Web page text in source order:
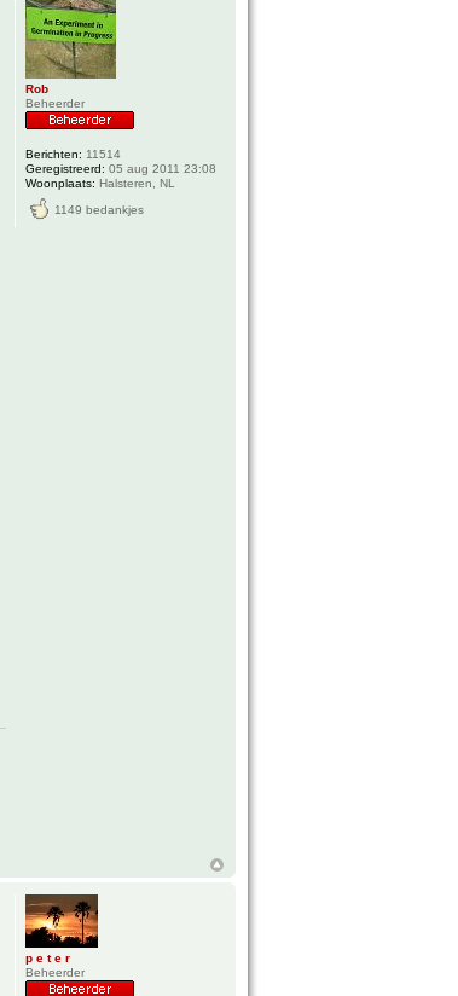
Rob
Beheerder
Berichten: 11514
Geregistreerd: 05 aug 2011 23:08
Woonplaats: Halsteren, NL
1149 bedankjes
p e t e r
Beheerder